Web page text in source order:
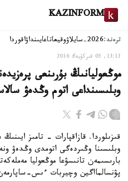
KAZINFORM
ترەند:2026-سايلاۋ وقيعاتاعايىنداۋاقوردا
13:13, 05 قىركۇيەك 2016
موڭعوليانىڭ بۇرىنعى
وبلىسىنداعى اتوم وڭدەۋ
قىزىلوردا. قازاقپارات - تامىز
وبلىسىنا وڭىردەگى اتومدى وڭدەۋ
بارىسىمەن تانىسۋعا موڭعوليا
پۋنسالمااگين وچيربات ءىس-